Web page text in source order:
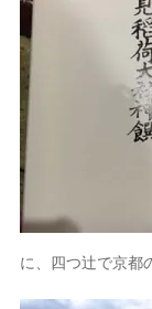
に、四つ辻で京都